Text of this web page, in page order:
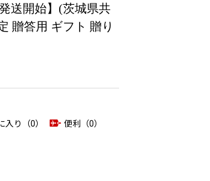
送開始】(茨城県共
贈答用 ギフト 贈り
入り（0）
便利（0）